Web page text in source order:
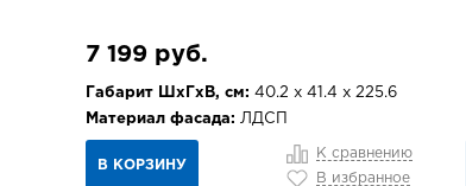
7 199 руб.
Габарит ШхГхВ, см: 40.2 х 41.4 х 225.6
Материал фасада: ЛДСП
В КОРЗИНУ
К сравнению
В избранное